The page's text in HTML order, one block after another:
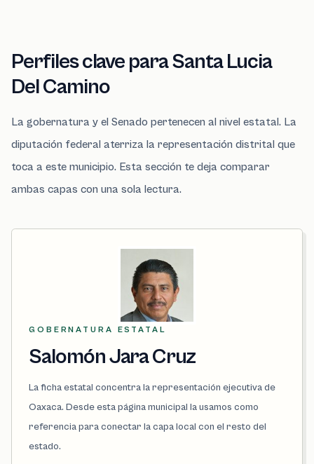
Perfiles clave para Santa Lucia
Del Camino
La gobernatura y el Senado pertenecen al nivel estatal. La
diputación federal aterriza la representación distrital que
toca a este municipio. Esta sección te deja comparar
ambas capas con una sola lectura.
GOBERNATURA ESTATAL
Salomón Jara Cruz
La ficha estatal concentra la representación ejecutiva de
Oaxaca. Desde esta página municipal la usamos como
referencia para conectar la capa local con el resto del
estado.